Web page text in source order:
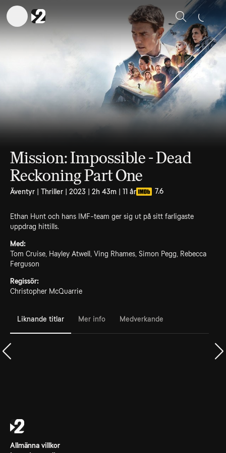
Sök
Mission: Impossible - Dead
Reckoning Part One
Äventyr | Thriller | 2023 | 2h 43m | 11 år 7.6
Ethan Hunt och hans IMF-team ger sig ut på sitt farligaste
uppdrag hittills.
Med:
Tom Cruise, Hayley Atwell, Ving Rhames, Simon Pegg, Rebecca
Ferguson
Regissör:
Christopher McQuarrie
Liknande titlar Mer info Medverkande
Allmänna villkor